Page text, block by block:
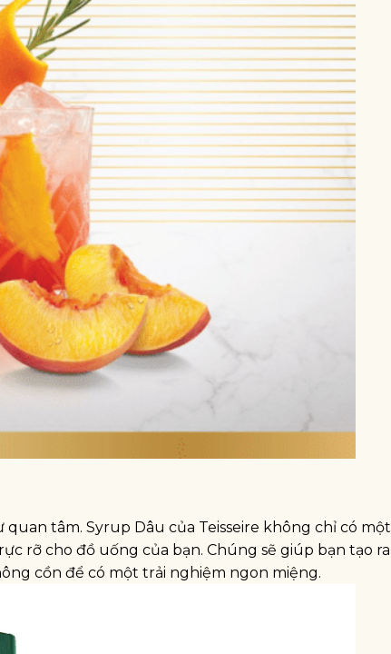
tâm. Syrup Dâu của Teisseire không chỉ có một
rỡ cho đồ uống của bạn. Chúng sẽ giúp bạn tạo ra
cồn để có một trải nghiệm ngon miệng.